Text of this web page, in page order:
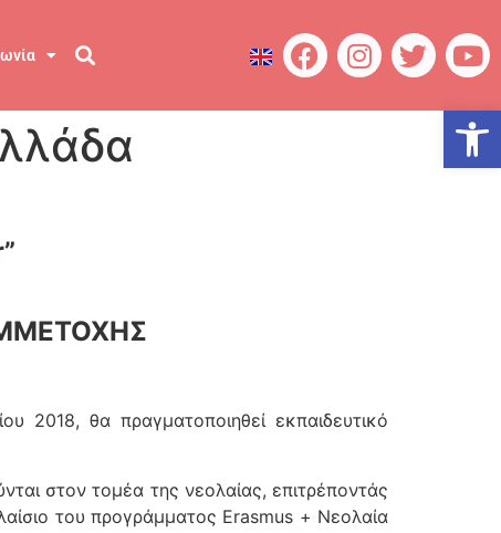
2018, θα πραγματοποιηθεί εκπαιδευτικό
στον τομέα της νεολαίας, επιτρέποντάς
του προγράμματος Erasmus + Νεολαία